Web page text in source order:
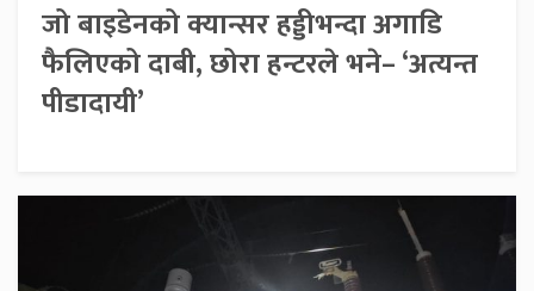
जो बाइडेनको क्यान्सर हड्डीभन्दा अगाडि
फैलिएको दाबी, छोरा हन्टरले भने– ‘अत्यन्त
पीडादायी’